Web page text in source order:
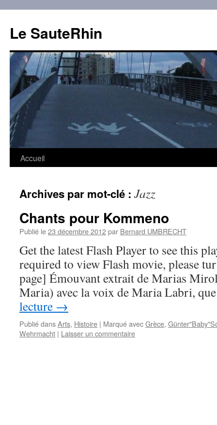
contenu
Le SauteRhin
Accueil
Archives par mot-clé : Jazz
Chants pour Kommeno
Publié le23 décembre 2012par Bernard UMBRECHT
Get the latest Flash Player to see this
required to view Flash movie, please
page] Émouvant extrait de Marias
Maria) avec la voix de Maria Labri,
lecture →
Publié dansArts, Histoire | Marqué avecGrèce,
Wehrmacht | Laisser un commentaire